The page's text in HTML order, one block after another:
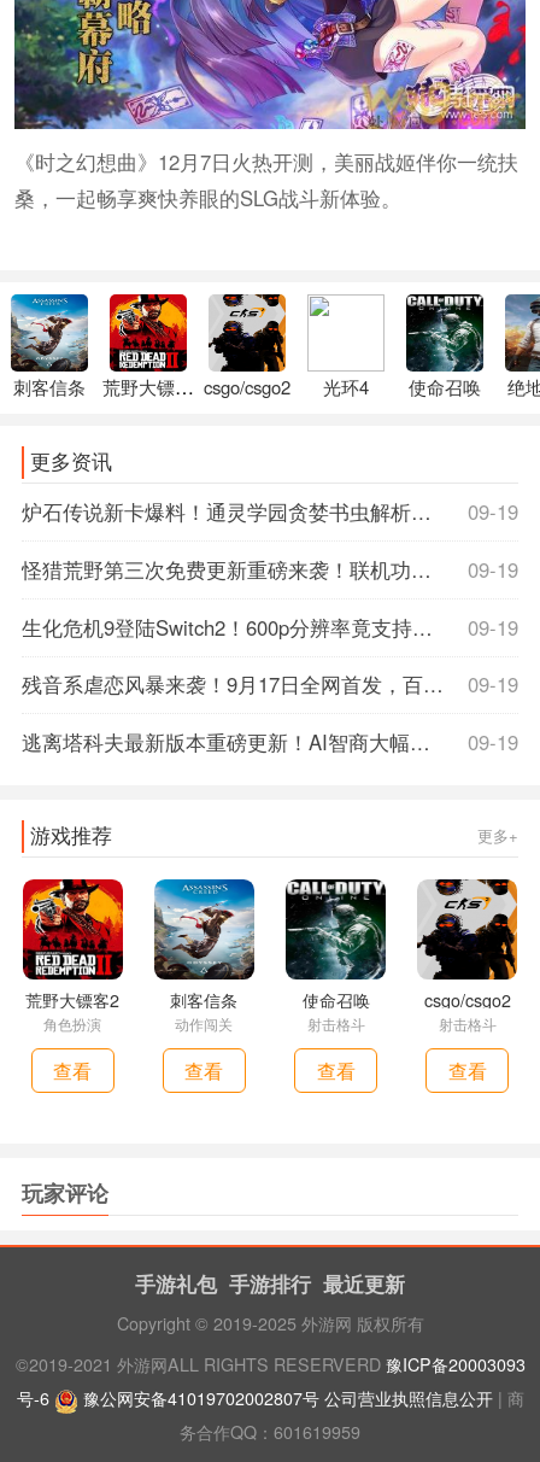
《时之幻想曲》12月7日火热开测，美丽战姬伴你一统扶
桑，一起畅享爽快养眼的SLG战斗新体验。
刺客信条 荒野大镖客2 csgo/csgo2 光环4 使命召唤 绝
更多资讯
09-19
炉石传说新卡爆料！通灵学园贪婪书虫解析，抽牌神卡还是陷阱？速看攻略！
09-19
怪猎荒野第三次免费更新重磅来袭！联机功能全面优化，野队猎人速刷指南公开
09-19
生化危机9登陆Switch2！600p分辨率竟支持光追DLSS，M站详情页提前泄露玄机
09-19
残音系虐恋风暴来袭！9月17日全网首发，百度百科解密虐心剧情，首发限时15%off，准备好纸巾了吗？
09-19
逃离塔科夫最新版本重磅更新！AI智商大幅削弱，玩家体验飙升，战斗快感翻倍！
游戏推荐 更多+
荒野大镖客2
角色扮演
查看
刺客信条
动作闯关
查看
使命召唤
射击格斗
查看
csgo/csgo2
射击格斗
查看
玩家评论
手游礼包 手游排行 最近更新
Copyright © 2019-2025 外游网 版权所有
©2019-2021 外游网ALL RIGHTS RESERVERD 豫ICP备20003093
号-6
豫公网安备41019702002807号 公司营业执照信息公开 | 商
务合作QQ：601619959